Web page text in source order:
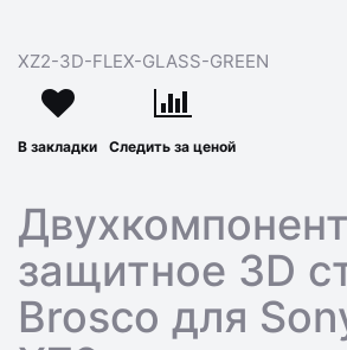
XZ2-3D-FLEX-GLASS-GREEN
В закладки Следить за ценой
защитное 3D
Brosco для